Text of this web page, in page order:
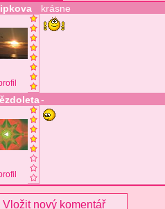
krásne
-
Vložit nový komentář